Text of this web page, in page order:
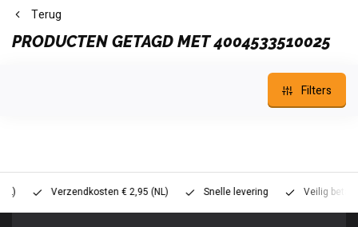
Terug
PRODUCTEN GETAGD MET 4004533510025
Filters
Verzendkosten € 2,95 (NL) Snelle levering Veilig betalen